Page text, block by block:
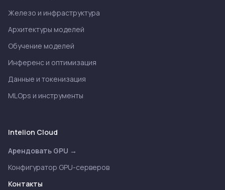
Железо и инфраструктура
Архитектуры моделей
Обучение моделей
Инференс и оптимизация
Данные и токенизация
MLOps и инструменты
Intelion Cloud
Арендовать GPU →
Конфигуратор GPU-серверов
Контакты